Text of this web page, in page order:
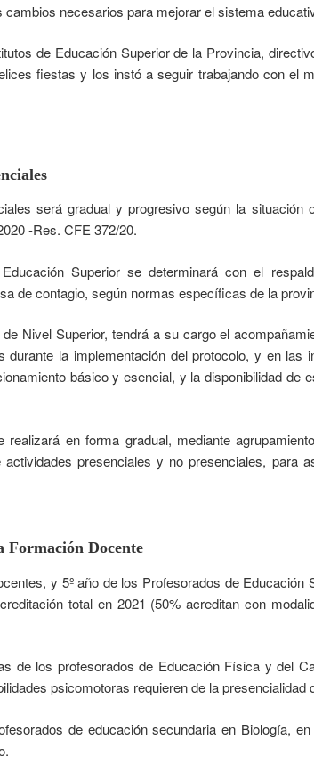
necesarios para mejorar el sistema
de Educación Superior de la Provincia,
fiestas y los instó a seguir trabajando con el
será gradual y progresivo según la situación
-Res. CFE 372/20.
Superior se determinará con el
de contagio, según normas específicas de la
Nivel Superior, tendrá a su cargo el
durante la implementación del protocolo, y en las
básico y esencial, y la disponibilidad de
realizará en forma gradual, mediante
presenciales y no presenciales, para
Formación Docente
y 5º año de los Profesorados de Educación
total en 2021 (50% acreditan con
de los profesorados de Educación Física y del
psicomotoras requieren de la presencialidad
de educación secundaria en Biología,